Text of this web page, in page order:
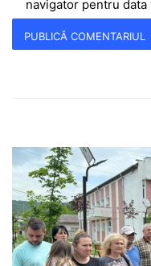
navigator pentru